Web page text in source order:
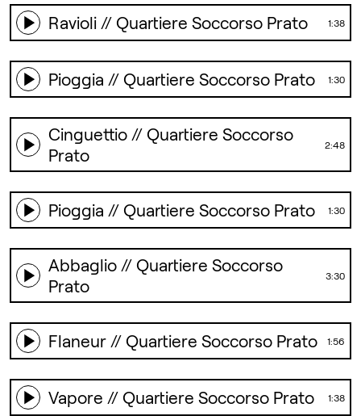
Ravioli // Quartiere Soccorso Prato 1:38
Pioggia // Quartiere Soccorso Prato 1:30
Cinguettio // Quartiere Soccorso
Prato
2:48
Pioggia // Quartiere Soccorso Prato 1:30
Abbaglio // Quartiere Soccorso
Prato
3:30
Flaneur // Quartiere Soccorso Prato 1:56
Vapore // Quartiere Soccorso Prato 1:38